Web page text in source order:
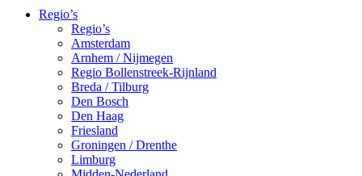
Regio’s
Regio’s
Amsterdam
Arnhem / Nijmegen
Regio Bollenstreek-Rijnland
Breda / Tilburg
Den Bosch
Den Haag
Friesland
Groningen / Drenthe
Limburg